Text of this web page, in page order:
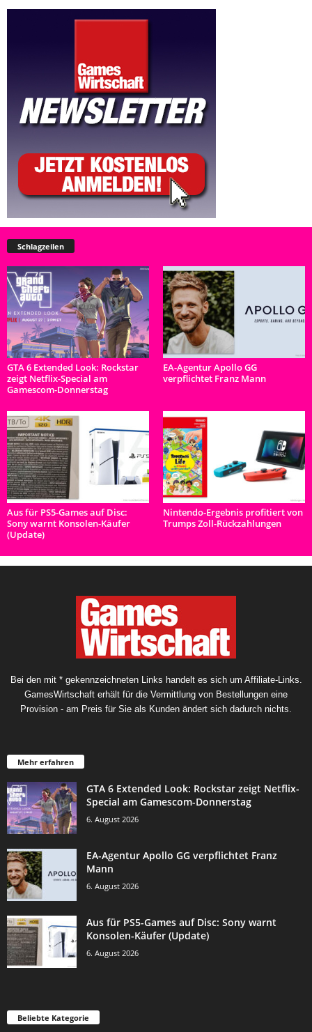
Schlagzeilen
GTA 6 Extended Look: Rockstar
zeigt Netflix-Special am
Gamescom-Donnerstag
EA-Agentur Apollo GG
verpflichtet Franz Mann
Aus für PS5-Games auf Disc:
Sony warnt Konsolen-Käufer
(Update)
Nintendo-Ergebnis profitiert von
Trumps Zoll-Rückzahlungen
Bei den mit * gekennzeichneten Links handelt es sich um Affiliate-Links.
GamesWirtschaft erhält für die Vermittlung von Bestellungen eine
Provision - am Preis für Sie als Kunden ändert sich dadurch nichts.
Mehr erfahren
GTA 6 Extended Look: Rockstar zeigt Netflix-
Special am Gamescom-Donnerstag
6. August 2026
EA-Agentur Apollo GG verpflichtet Franz
Mann
6. August 2026
Aus für PS5-Games auf Disc: Sony warnt
Konsolen-Käufer (Update)
6. August 2026
Beliebte Kategorie